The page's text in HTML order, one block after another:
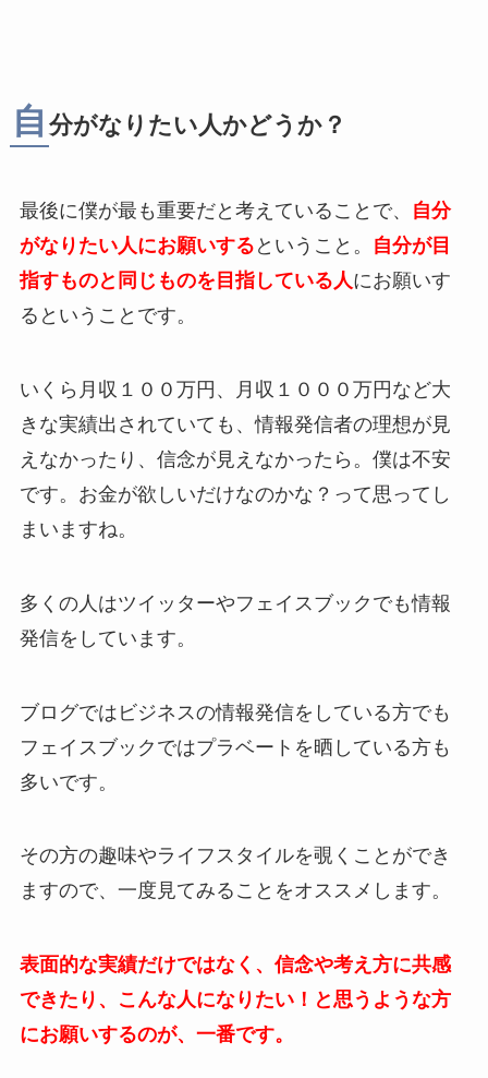
自 分がなりたい人かどうか？
最後に僕が最も重要だと考えていることで、
自分
がなりたい人にお願いする ということ。
自分が目
指すものと同じものを目指している人にお願いす
るということです。
いくら月収１００万円、月収１０００万円など大
きな実績出されていても、情報発信者の理想が見
えなかったり、信念が見えなかったら。僕は不安
です。お金が欲しいだけなのかな？って思ってし
まいますね。
多くの人はツイッターやフェイスブックでも情報
発信をしています。
ブログではビジネスの情報発信をしている方でも
フェイスブックではプラベートを晒している方も
多いです。
その方の趣味やライフスタイルを覗くことができ
ますので、一度見てみることをオススメします。
表面的な実績だけではなく、信念や考え方に共感
できたり、こんな人になりたい！と思うような方
にお願いするのが、一番です。